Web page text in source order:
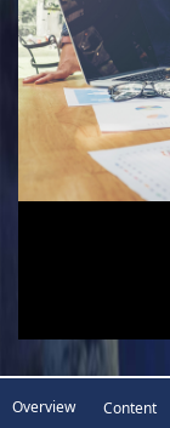
Overview Content